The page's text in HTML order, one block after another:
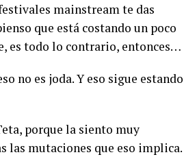
mainstream te das
que está costando un poco
es todo lo contrario, entonces…
no es joda. Y eso sigue estando
porque la siento muy
las mutaciones que eso implica.